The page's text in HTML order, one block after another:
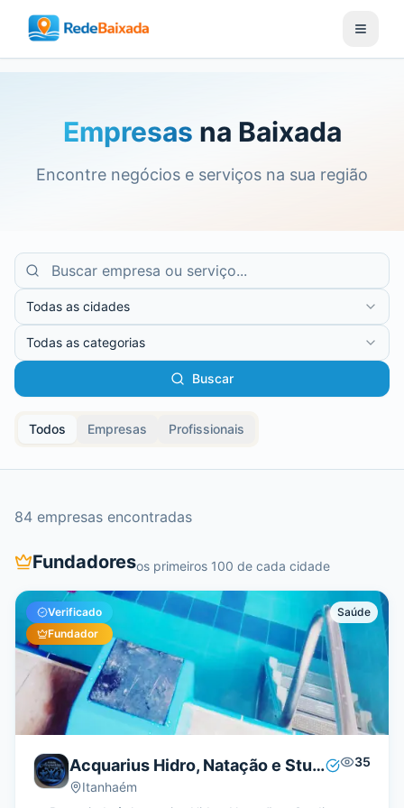
Empresas na Baixada
Encontre negócios e serviços na sua região
Todas as cidades
Todas as categorias
Buscar
Todos Empresas Profissionais
84 empresas encontradas
Fundadoresos primeiros 100 de cada cidade
Verificado
Fundador
Saúde
Acquarius Hidro, Natação e Studio
Itanhaém
35